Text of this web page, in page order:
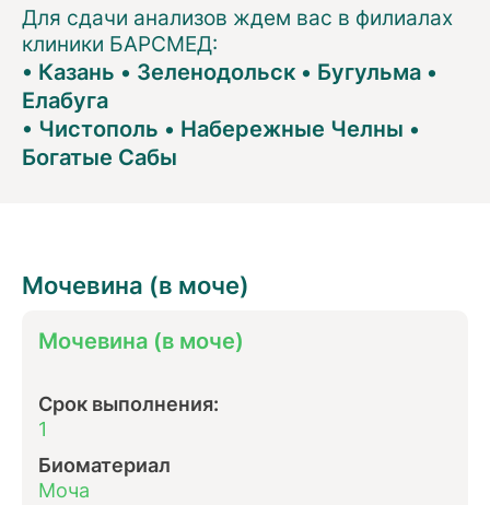
Для сдачи анализов ждем вас в филиалах
клиники БАРСМЕД:
• Казань • Зеленодольск • Бугульма •
Елабуга
• Чистополь • Набережные Челны •
Богатые Сабы
Мочевина (в моче)
Мочевина (в моче)
Срок выполнения:
1
Биоматериал
Моча